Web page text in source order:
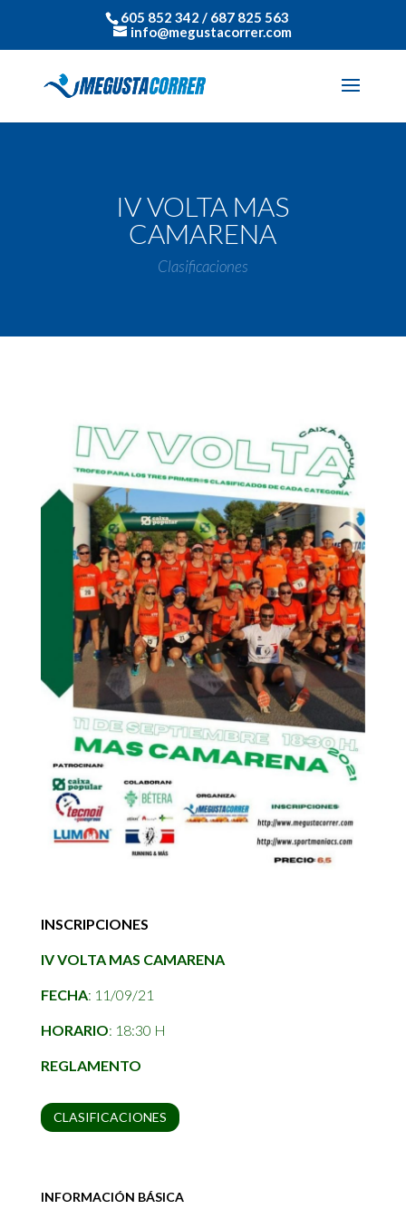
605 852 342 / 687 825 563
info@megustacorrer.com
IV VOLTA MAS
CAMARENA
Clasificaciones
INSCRIPCIONES
IV VOLTA MAS CAMARENA
FECHA: 11/09/21
HORARIO: 18:30 H
REGLAMENTO
CLASIFICACIONES
INFORMACIÓN BÁSICA